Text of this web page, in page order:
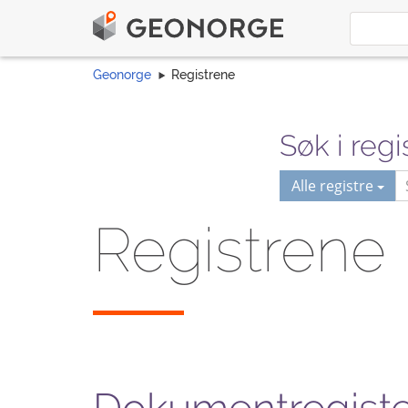
Geonorge Registrene
Søk i
Alle registre
Registrene